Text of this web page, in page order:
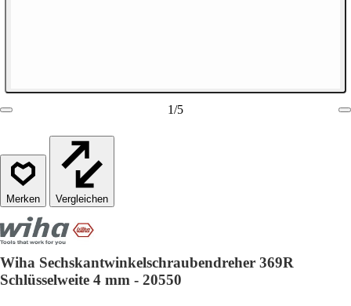
1/5
Vergleichen
Wiha Sechskantwinkelschraubendreher 369R
Schlüsselweite 4 mm - 20550